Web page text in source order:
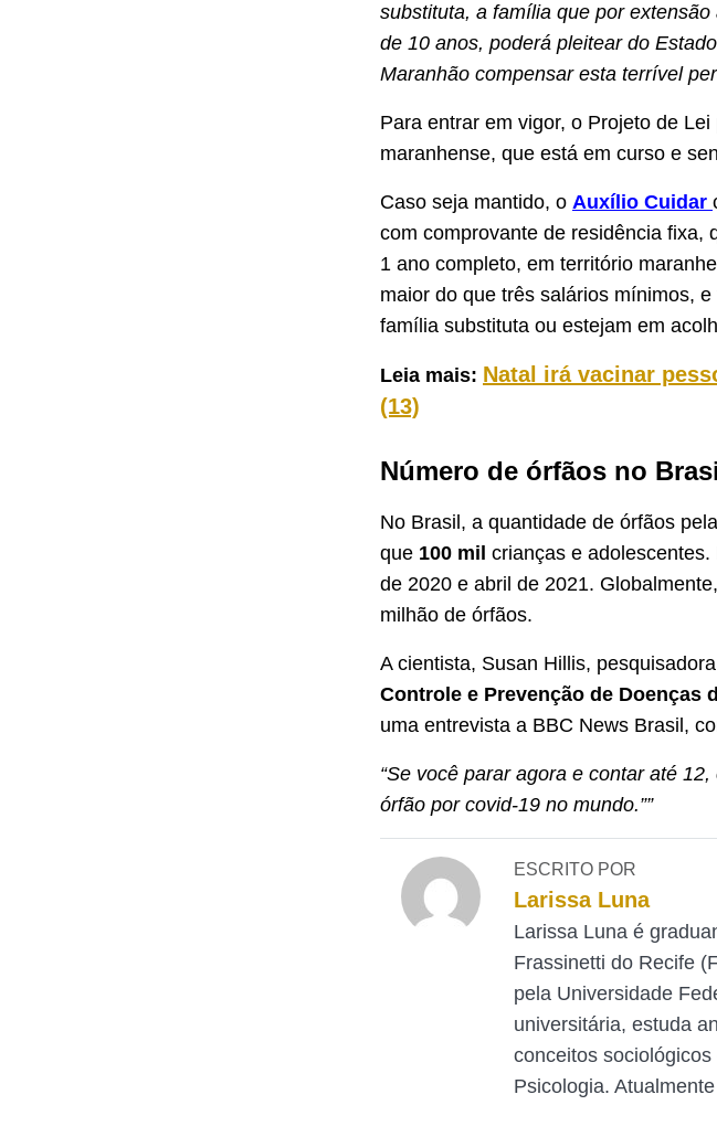
substituta, a família que por
de 10 anos, poderá pleitear do
Maranhão compensar esta terrível
Para entrar em vigor, o Projeto de
maranhense, que está em curso e
Caso seja mantido, o Auxílio Cuidar
com comprovante de residência fixa,
1 ano completo, em território
maior do que três salários mínimos,
família substituta ou estejam em
Leia mais: Natal irá vacinar
(13)
Número de órfãos no
No Brasil, a quantidade de órfãos
que 100 mil crianças e
de 2020 e abril de 2021.
milhão de órfãos.
A cientista, Susan Hillis,
Controle e Prevenção de Doenças
uma entrevista a BBC News Brasil,
“Se você parar agora e contar até
órfão por covid-19 no mundo.””
ESCRITO POR
Larissa Luna
Larissa Luna é
Frassinetti do Recife
pela Universidade
universitária, estuda
conceitos
Psicologia.